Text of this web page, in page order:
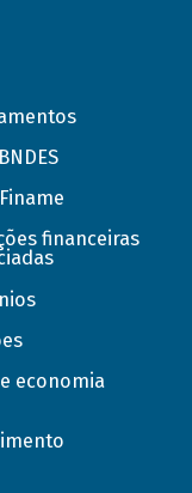
financeiras
economia